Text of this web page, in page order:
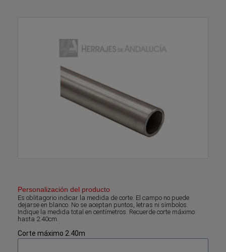
Personalización del producto
Es oblitagorio indicar la medida de corte. El campo no puede
dejarse en blanco. No se aceptan puntos, letras ni símbolos.
Indique la medida total en centímetros. Recuerde corte máximo
hasta 2.40cm.
Corte máximo 2.40m